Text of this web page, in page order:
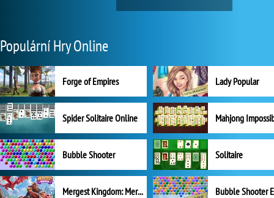
Populární Hry Online
Forge of Empires Lady Popular
Spider Solitaire Online Mahjong
Bubble Shooter Solitaire
Mergest Kingdom: Merge Puzzle